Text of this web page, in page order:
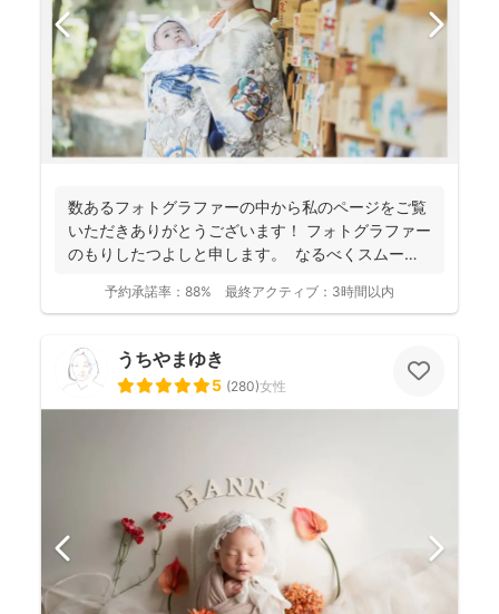
数あるフォトグラファーの中から私のページをご覧
いただきありがとうございます！ フォトグラファー
のもりしたつよしと申します。 なるべくスムーズ
予約承諾率： 88% 最終アクティブ： 3時間以内
うちやまゆき
5 (280)女性